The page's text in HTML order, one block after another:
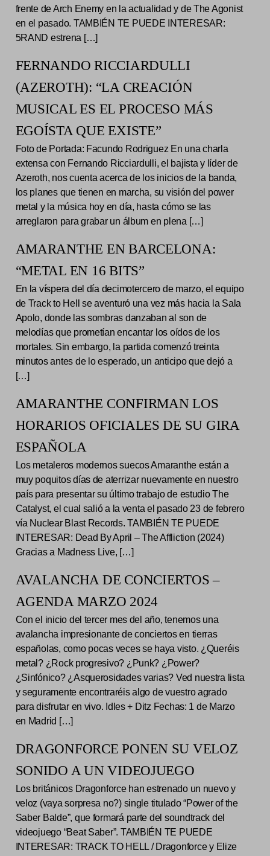
frente de Arch Enemy en la actualidad y de The Agonist
en el pasado. TAMBIÉN TE PUEDE INTERESAR:
5RAND estrena […]
FERNANDO RICCIARDULLI
(AZEROTH): “LA CREACIÓN
MUSICAL ES EL PROCESO MÁS
EGOÍSTA QUE EXISTE”
Foto de Portada: Facundo Rodriguez En una charla
extensa con Fernando Ricciardulli, el bajista y líder de
Azeroth, nos cuenta acerca de los inicios de la banda,
los planes que tienen en marcha, su visión del power
metal y la música hoy en día, hasta cómo se las
arreglaron para grabar un álbum en plena […]
AMARANTHE EN BARCELONA:
“METAL EN 16 BITS”
En la víspera del día decimotercero de marzo, el equipo
de Track to Hell se aventuró una vez más hacia la Sala
Apolo, donde las sombras danzaban al son de
melodías que prometían encantar los oídos de los
mortales. Sin embargo, la partida comenzó treinta
minutos antes de lo esperado, un anticipo que dejó a
[…]
AMARANTHE CONFIRMAN LOS
HORARIOS OFICIALES DE SU GIRA
ESPAÑOLA
Los metaleros modernos suecos Amaranthe están a
muy poquitos días de aterrizar nuevamente en nuestro
país para presentar su último trabajo de estudio The
Catalyst, el cual salió a la venta el pasado 23 de febrero
vía Nuclear Blast Records. TAMBIÉN TE PUEDE
INTERESAR: Dead By April – The Affliction (2024)
Gracias a Madness Live, […]
AVALANCHA DE CONCIERTOS –
AGENDA MARZO 2024
Con el inicio del tercer mes del año, tenemos una
avalancha impresionante de conciertos en tierras
españolas, como pocas veces se haya visto. ¿Queréis
metal? ¿Rock progresivo? ¿Punk? ¿Power?
¿Sinfónico? ¿Asquerosidades varias? Ved nuestra lista
y seguramente encontraréis algo de vuestro agrado
para disfrutar en vivo. Idles + Ditz Fechas: 1 de Marzo
en Madrid […]
DRAGONFORCE PONEN SU VELOZ
SONIDO A UN VIDEOJUEGO
Los británicos Dragonforce han estrenado un nuevo y
veloz (vaya sorpresa no?) single titulado “Power of the
Saber Balde”, que formará parte del soundtrack del
videojuego “Beat Saber”. TAMBIÉN TE PUEDE
INTERESAR: TRACK TO HELL / Dragonforce y Elize